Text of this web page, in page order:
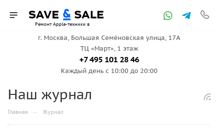
Ремонт Apple-техники в
г. Москва, ​Большая Семёновская улица, 17А
ТЦ «Март», 1 этаж
+7 495 101 28 46
Каждый день с 10:00 до 20:00
Наш журнал
Главная — Журнал